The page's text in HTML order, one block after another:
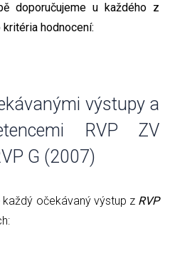
doporučujeme u každého z
hodnocení:
výstupy a
RVP ZV
G (2007)
očekávaný výstup z RVP